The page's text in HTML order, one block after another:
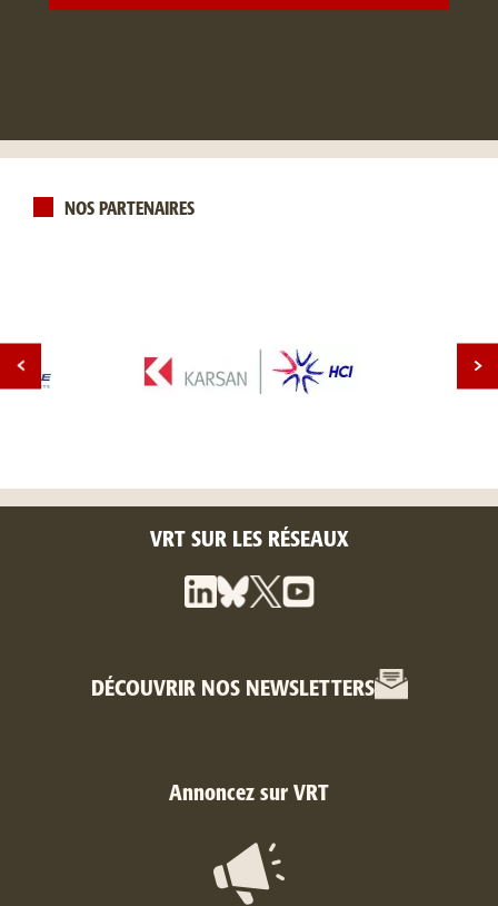
NOS PARTENAIRES
VRT SUR LES RÉSEAUX
DÉCOUVRIR NOS NEWSLETTERS
Annoncez sur VRT